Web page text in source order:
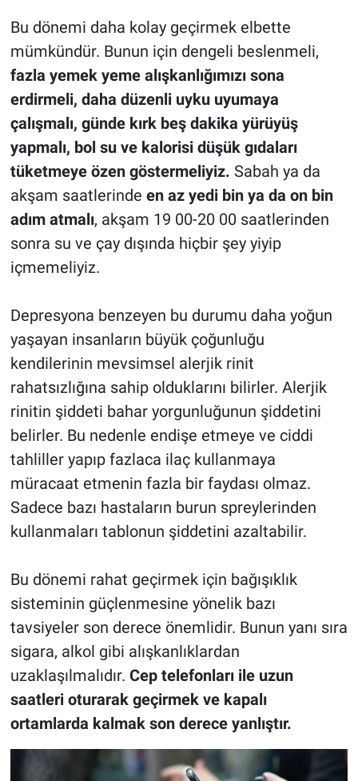
Bu dönemi daha kolay geçirmek elbette
mümkündür. Bunun için dengeli beslenmeli,
fazla yemek yeme alışkanlığımızı sona
erdirmeli, daha düzenli uyku uyumaya
çalışmalı, günde kırk beş dakika yürüyüş
yapmalı, bol su ve kalorisi düşük gıdaları
tüketmeye özen göstermeliyiz. Sabah ya da
akşam saatlerinde en az yedi bin ya da on bin
adım atmalı, akşam 19 00-20 00 saatlerinden
sonra su ve çay dışında hiçbir şey yiyip
içmemeliyiz.
Depresyona benzeyen bu durumu daha yoğun
yaşayan insanların büyük çoğunluğu
kendilerinin mevsimsel alerjik rinit
rahatsızlığına sahip olduklarını bilirler. Alerjik
rinitin şiddeti bahar yorgunluğunun şiddetini
belirler. Bu nedenle endişe etmeye ve ciddi
tahliller yapıp fazlaca ilaç kullanmaya
müracaat etmenin fazla bir faydası olmaz.
Sadece bazı hastaların burun spreylerinden
kullanmaları tablonun şiddetini azaltabilir.
Bu dönemi rahat geçirmek için bağışıklık
sisteminin güçlenmesine yönelik bazı
tavsiyeler son derece önemlidir. Bunun yanı sıra
sigara, alkol gibi alışkanlıklardan
uzaklaşılmalıdır. Cep telefonları ile uzun
saatleri oturarak geçirmek ve kapalı
ortamlarda kalmak son derece yanlıştır.